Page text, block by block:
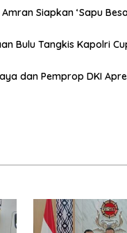
Siapkan ‘Sapu
Bulu Tangkis Kapolri
dan Pemprop DKI